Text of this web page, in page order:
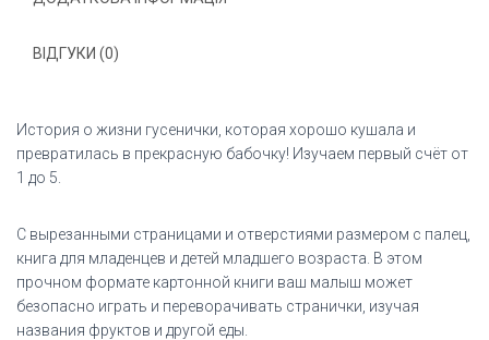
ВІДГУКИ (0)
История о жизни гусенички, которая хорошо кушала и
превратилась в прекрасную бабочку! Изучаем первый счёт от
1 до 5.
С вырезанными страницами и отверстиями размером с палец,
книга для младенцев и детей младшего возраста. В этом
прочном формате картонной книги ваш малыш может
безопасно играть и переворачивать странички, изучая
названия фруктов и другой еды.